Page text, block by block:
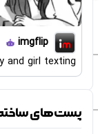
imgflip
and girl texting
پست‌های ساخته